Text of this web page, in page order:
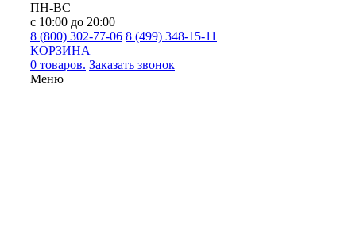
ПН-ВС
с 10:00 до 20:00
8 (800) 302-77-06 8 (499) 348-15-11
КОРЗИНА
0 товаров. Заказать звонок
Меню